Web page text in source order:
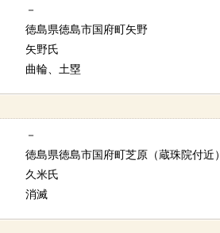
－
徳島県徳島市国府町矢野
矢野氏
曲輪、土塁
－
徳島県徳島市国府町芝原（蔵珠院付近）
久米氏
消滅